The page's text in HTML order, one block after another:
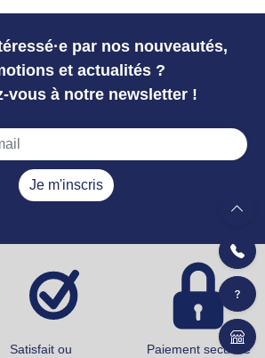
par nos nouveautés,
et actualités ?
vous à notre newsletter !
Je m'inscris
Satisfait ou
Paiement securisé